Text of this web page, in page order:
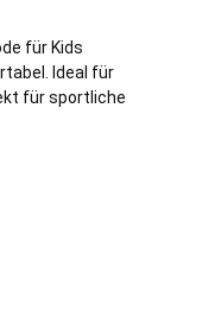
für Kids
Ideal für
für sportliche